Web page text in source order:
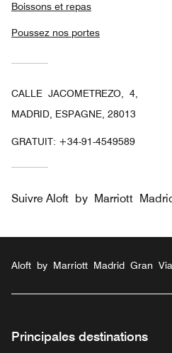
Boissons et repas
Poussez nos portes
CALLE JACOMETREZO, 4,
MADRID, ESPAGNE, 28013
GRATUIT: +34-91-4549589
Suivre Aloft by Marriott
Aloft by Marriott Madrid Gran Via
Principales destinations